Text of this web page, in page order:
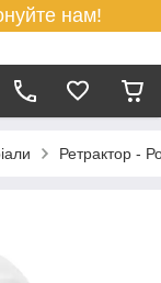
нам!
Ретрактор -